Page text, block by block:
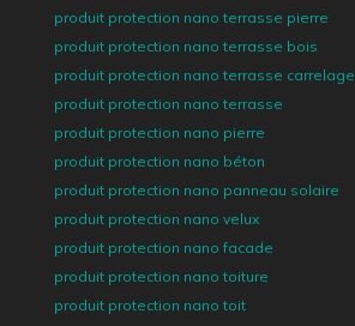
produit protection nano terrasse pierre
produit protection nano terrasse bois
produit protection nano terrasse carrelage
produit protection nano terrasse
produit protection nano pierre
produit protection nano béton
produit protection nano panneau solaire
produit protection nano velux
produit protection nano facade
produit protection nano toiture
produit protection nano toit